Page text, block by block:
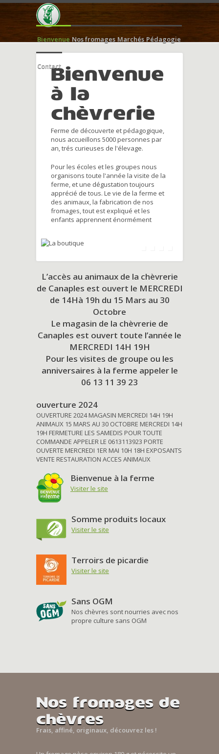
Bienvenue Nos fromages Marchés Pédagogie
ContactBienvenue
à la
chèvrerie
Ferme de découverte et pédagogique,
nous accueillons 5000 personnes par
an, trés curieuses de l'élevage.
Pour les écoles et les groupes nous
organisons toute l'année la visite de la
ferme, et une dégustation toujours
apprécié de tous. Le vie de la ferme et
des animaux, la fabrication de nos
fromages, tout est expliqué et les
enfants apprennent énormément
L’accès au animaux de la chèvrerie
de Canaples est ouvert le MERCREDI
de 14Hà 19h du 15 Mars au 30
Octobre
Le magasin de la chèvrerie de
Canaples est ouvert toute l’année le
MERCREDI 14H 19H
Pour les visites de groupe ou les
anniversaires à la ferme appeler le
06 13 11 39 23
ouverture 2024
OUVERTURE 2024 MAGASIN MERCREDI 14H 19H
ANIMAUX 15 MARS AU 30 OCTOBRE MERCREDI 14H
19H FERMETURE LES SAMEDIS POUR TOUTE
COMMANDE APPELER LE 0613113923 PORTE
OUVERTE MERCREDI 1ER MAI 10H 18H EXPOSANTS
VENTE RESTAURATION ACCES ANIMAUX
Bienvenue à la ferme
Visiter le site
Somme produits locaux
Visiter le site
Terroirs de picardie
Visiter le site
Sans OGM
Nos chèvres sont nourries avec nos
propre culture sans OGM
Nos fromages de
chèvres
Frais, affiné, originaux, découvrez les !